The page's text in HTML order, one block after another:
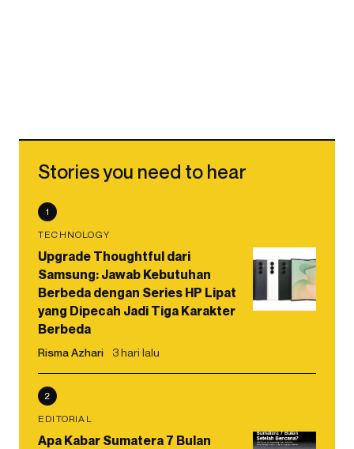
Stories you need to hear
1
TECHNOLOGY
Upgrade Thoughtful dari
Samsung: Jawab Kebutuhan
Berbeda dengan Series HP Lipat
yang Dipecah Jadi Tiga Karakter
Berbeda
Risma Azhari 3 hari lalu
2
EDITORIAL
Apa Kabar Sumatera 7 Bulan